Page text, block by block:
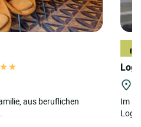
aus beruflichen
Im